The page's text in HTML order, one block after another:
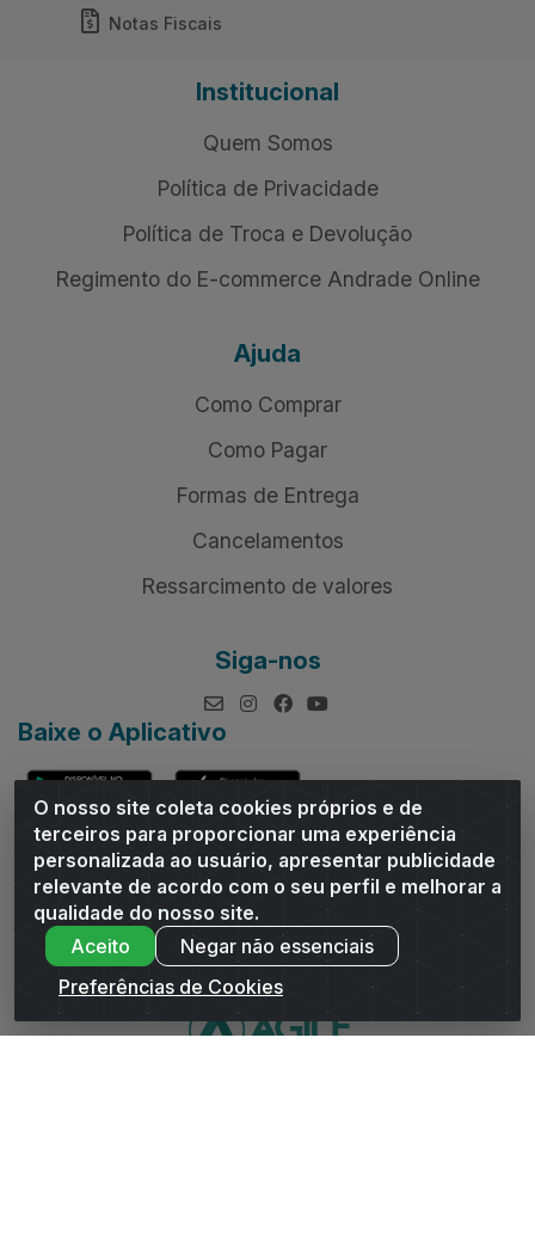
O nosso site coleta cookies próprios e de
terceiros para proporcionar uma experiência
personalizada ao usuário, apresentar publicidade
relevante de acordo com o seu perfil e melhorar a
qualidade do nosso site.
Aceito
Negar não essenciais
Preferências de Cookies
Notas Fiscais
Institucional
Quem Somos
Política de Privacidade
Política de Troca e Devolução
Regimento do E-commerce Andrade Online
Ajuda
Como Comprar
Como Pagar
Formas de Entrega
Cancelamentos
Ressarcimento de valores
Siga-nos
Baixe o Aplicativo
Andrade Distribuidor - ROD AL 110, n° 1401 - Sitio Moco,
Arapiraca/AL - CEP 57319-300 - CNPJ 10.667.481/0001-47